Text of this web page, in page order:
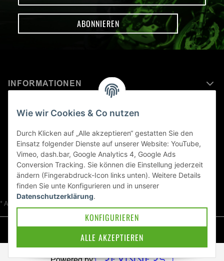
ABONNIEREN
INFORMATIONEN
MEHR ERFAHREN ÜBER
KAWASAKI WELT
Blog
* Alle Preise inkl. gesetzlicher USt., zzgl.
Wie wir Cookies & Co nutzen
Durch Klicken auf „Alle akzeptieren“ gestatten Sie den
Einsatz folgender Dienste auf unserer Website: YouTube,
Vimeo, dash.bar, Google Analytics 4, Google Ads
Conversion Tracking. Sie können die Einstellung jederzeit
ändern (Fingerabdruck-Icon links unten). Weitere Details
finden Sie unte Konfigurieren und in unserer
Datenschutzerklärung.
ALLE AKZEPTIEREN
KONFIGURIEREN